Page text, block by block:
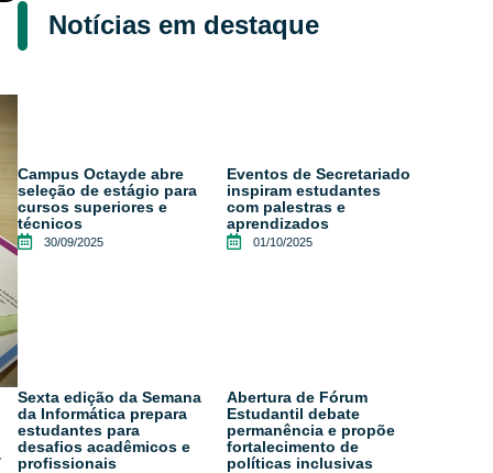
Notícias em destaque
Campus Octayde abre
seleção de estágio para
cursos superiores e
técnicos
30/09/2025
Eventos de Secretariado
inspiram estudantes
com palestras e
aprendizados
01/10/2025
Sexta edição da Semana
da Informática prepara
estudantes para
desafios acadêmicos e
profissionais
Abertura de Fórum
Estudantil debate
permanência e propõe
fortalecimento de
políticas inclusivas